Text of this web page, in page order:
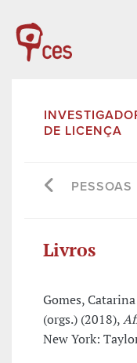
DE LICENÇA
PESSOAS
Livros
Gomes,
(orgs.) (2018),
New York: